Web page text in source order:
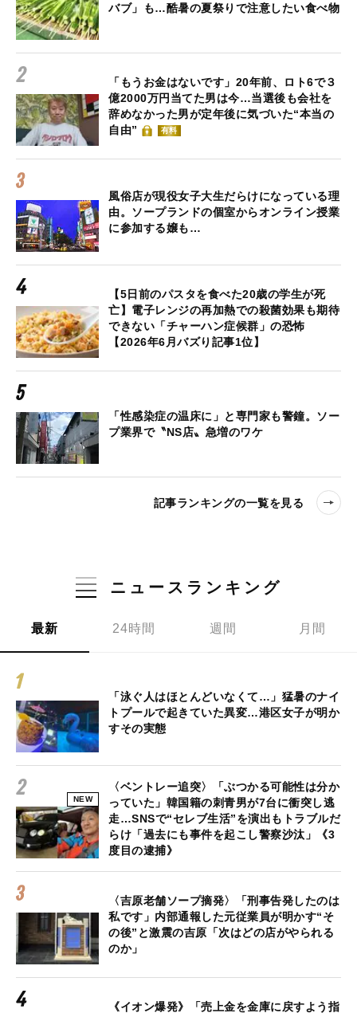
バブ」も…酷暑の夏祭りで注意したい食べ物
「もうお金はないです」20年前、ロト6で３
億2000万円当てた男は今…当選後も会社を
辞めなかった男が定年後に気づいた“本当の
自由”
有料
風俗店が現役女子大生だらけになっている理
由。ソープランドの個室からオンライン授業
に参加する嬢も…
【5日前のパスタを食べた20歳の学生が死
亡】電子レンジの再加熱での殺菌効果も期待
できない「チャーハン症候群」の恐怖
【2026年6月バズり記事1位】
「性感染症の温床に」と専門家も警鐘。ソー
プ業界で〝NS店〟急増のワケ
記事ランキングの一覧を見る
ニュースランキング
最新 24時間 週間 月間
「泳ぐ人はほとんどいなくて…」猛暑のナイ
トプールで起きていた異変…港区女子が明か
すその実態
NEW
〈ベントレー追突〉「ぶつかる可能性は分か
っていた」韓国籍の刺青男が7台に衝突し逃
走…SNSで“セレブ生活”を演出もトラブルだ
らけ「過去にも事件を起こし警察沙汰」《3
度目の逮捕》
〈吉原老舗ソープ摘発〉「刑事告発したのは
私です」内部通報した元従業員が明かす“そ
の後”と激震の吉原「次はどの店がやられる
のか」
《イオン爆発》「売上金を金庫に戻すよう指